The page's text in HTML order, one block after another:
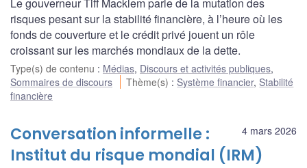
risques pesant sur la stabilité financière, à l’heure où les
fonds de couverture et le crédit privé jouent un rôle
croissant sur les marchés mondiaux de la dette.
Type(s) de contenu : Médias, Discours et activités publiques,
Sommaires de discours
Thème(s) : Système financier, Stabilité
financière
4 mars 2026
Conversation informelle :
Institut du risque mondial (IRM)